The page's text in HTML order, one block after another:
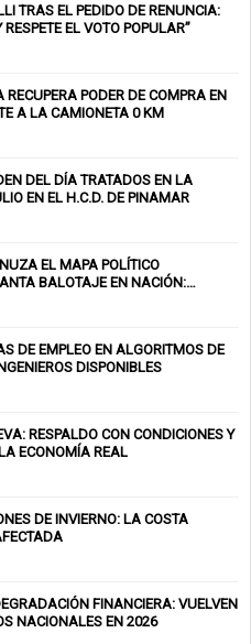
TRAS EL PEDIDO DE RENUNCIA:
EL VOTO POPULAR”
PODER DE COMPRA EN
A LA CAMIONETA 0 KM
DEL DÍA TRATADOS EN LA
EN EL H.C.D. DE PINAMAR
EL MAPA POLÍTICO
BALOTAJE EN NACIÓN:
DE EMPLEO EN ALGORITMOS DE
DISPONIBLES
RESPALDO CON CONDICIONES Y
ECONOMÍA REAL
DE INVIERNO: LA COSTA
FINANCIERA: VUELVEN
NACIONALES EN 2026